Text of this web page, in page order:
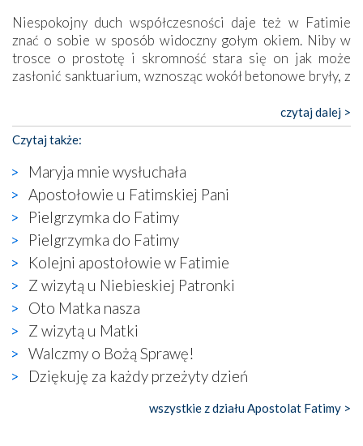
Niespokojny duch współczesności daje też w Fatimie
znać o sobie w sposób widoczny gołym okiem. Niby w
trosce o prostotę i skromność stara się on jak może
zasłonić sanktuarium, wznosząc wokół betonowe bryły, z
katolickiego kultu. Tylko co wspólnego z żywą,
autentyczną wiarą mogą mieć płaskie, szare bunkry albo
kaplice, w których Tabernakulum przypomina bardziej
skrzynkę na narzędzia? Albo co powiedzieć o ustawionym
tuż przy nowej bazylice wielkim krzyżu, na którym
zamiast Chrystusa umieszczono dziwaczną postać jakby
wyjętą ze starożytnych hieroglifów? W kulturowym
kontekście naszych czasów to raczej karykatura niż godny
wizerunek Zbawiciela…
Zatem nawet w bezpośrednim otoczeniu sanktuarium
naocznie przekonaliśmy się, że wewnątrz Kościoła toczy
się ogromna walka o kształt katolicyzmu i o serca
wierzących. Do czego to zmaganie może prowadzić,
widzieliśmy w urokliwym, niewielkim mieście Obidos,
gdzie w miejscu dawnego kościoła działa dzisiaj…
księgarnia.
Nasze pielgrzymkowe wyprawy, których celem były
czytaj dalej >
Czytaj także:
Maryja mnie wysłuchała
Apostołowie u Fatimskiej Pani
Pielgrzymka do Fatimy
Pielgrzymka do Fatimy
Kolejni apostołowie w Fatimie
Z wizytą u Niebieskiej Patronki
Oto Matka nasza
Z wizytą u Matki
Walczmy o Bożą Sprawę!
Dziękuję za każdy przeżyty dzień
wszystkie z działu Apostolat Fatimy >